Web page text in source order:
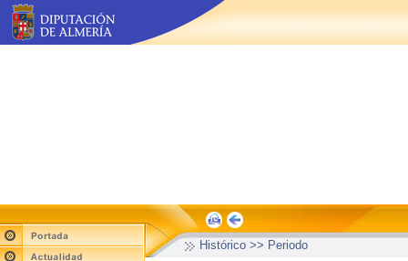
Histórico >> Periodo